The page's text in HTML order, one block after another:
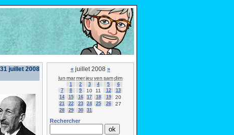
juillet 2008 « juillet 2008 »
lun marmerjeu ven samdim
1 2 3 4 5
6
7
8 9 10 11 12
13
14
15 16 17 18 19 20
21 22 23 24 25 26 27
28 29 30 31
Rechercher